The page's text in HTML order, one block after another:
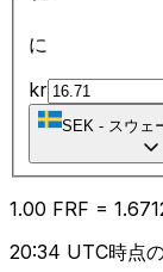
に
kr
SEK - スウェ
1.00 FRF = 1.67
20:34 UTC時点